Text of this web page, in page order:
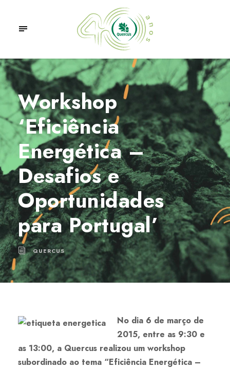
Workshop
‘Eficiência
Energética –
Desafios e
Oportunidades
para Portugal’
QUERCUS
No dia 6 de março de
2015, entre as 9:30 e
as 13:00, a Quercus realizou um workshop
subordinado ao tema “Eficiência Energética –